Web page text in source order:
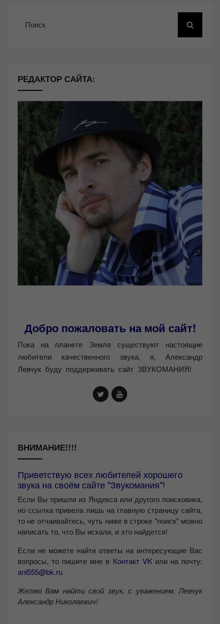
РЕДАКТОР САЙТА:
Добро пожаловать на мой сайт!
Пока на планете Земля существуют настоящие
любители качественного звука, я, Александр
Левчук буду поддерживать сайт ЗВУКОМАНИЯ!
ВНИМАНИЕ!!!!
Приветствую всех любителей хорошего
звука на своём сайте "Звукомания"!
Если Вы пришли из Яндекса или другого поисковика,
но ссылка привела лишь на главную страницу сайта,
то не отчаивайтесь, чуть ниже в строке "поиск" можно
написать то, что Вы искали, и это найдется!
Если не можете найти ответы на интересующие Вас
вопросы, то пишите мне в Контакт VKили на почту:
anl555@bk.ru
Желаю Вам найти свой звук, с уважением, Левчук
Александр Николаевич!